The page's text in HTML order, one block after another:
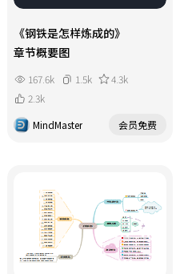
《钢铁是怎样炼成的》
章节概要图
167.6k 1.5k
4.3k
2.3k
MindMaster
会员免费